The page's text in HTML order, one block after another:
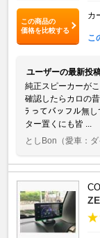
この商品の
価格を比較する
カ
こ
ユーザーの最新投
純正スピーカーが
確認したらカロの
ﾗ ってバッフル無
ター置くにも皆 ...
としBon （愛車：